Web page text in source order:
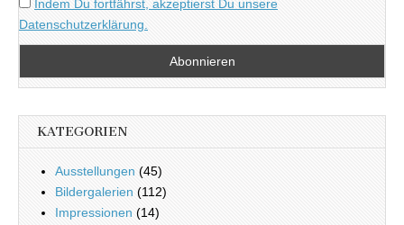
Indem Du fortfährst, akzeptierst Du unsere
Datenschutzerklärung.
KATEGORIEN
Ausstellungen (45)
Bildergalerien (112)
Impressionen (14)